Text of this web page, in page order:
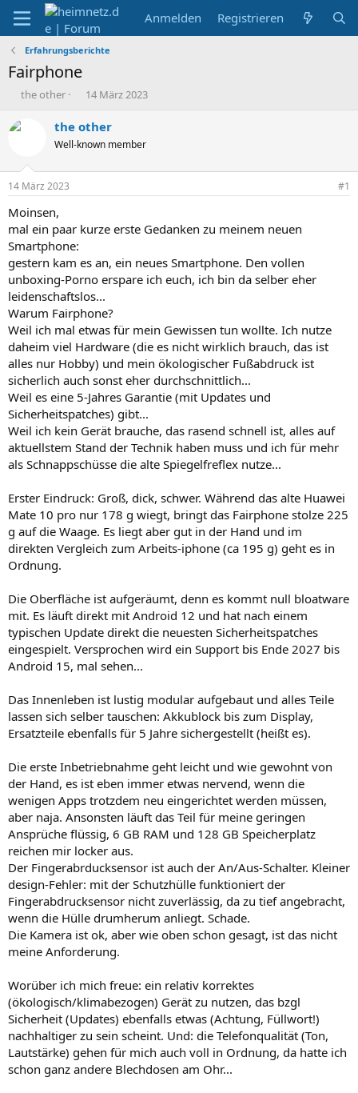
Anmelden Registrieren
Erfahrungsberichte
Fairphone
E
s
e
r
the other
E
s
e
t
14 März 2023
the other
Well-known member
14 März 2023 #1
Moinsen,
mal ein paar kurze erste Gedanken zu meinem neuen
Smartphone:
gestern kam es an, ein neues Smartphone. Den vollen
unboxing-Porno erspare ich euch, ich bin da selber eher
leidenschaftslos...
Warum Fairphone?
Weil ich mal etwas für mein Gewissen tun wollte. Ich nutze
daheim viel Hardware (die es nicht wirklich brauch, das ist
alles nur Hobby) und mein ökologischer Fußabdruck ist
sicherlich auch sonst eher durchschnittlich...
Weil es eine 5-Jahres Garantie (mit Updates und
Sicherheitspatches) gibt...
Weil ich kein Gerät brauche, das rasend schnell ist, alles auf
aktuellstem Stand der Technik haben muss und ich für mehr
als Schnappschüsse die alte Spiegelfreflex nutze...
Erster Eindruck: Groß, dick, schwer. Während das alte Huawei
Mate 10 pro nur 178 g wiegt, bringt das Fairphone stolze 225
g auf die Waage. Es liegt aber gut in der Hand und im
direkten Vergleich zum Arbeits-iphone (ca 195 g) geht es in
Ordnung.
Die Oberfläche ist aufgeräumt, denn es kommt null bloatware
mit. Es läuft direkt mit Android 12 und hat nach einem
typischen Update direkt die neuesten Sicherheitspatches
eingespielt. Versprochen wird ein Support bis Ende 2027 bis
Android 15, mal sehen...
Das Innenleben ist lustig modular aufgebaut und alles Teile
lassen sich selber tauschen: Akkublock bis zum Display,
Ersatzteile ebenfalls für 5 Jahre sichergestellt (heißt es).
Die erste Inbetriebnahme geht leicht und wie gewohnt von
der Hand, es ist eben immer etwas nervend, wenn die
wenigen Apps trotzdem neu eingerichtet werden müssen,
aber naja. Ansonsten läuft das Teil für meine geringen
Ansprüche flüssig, 6 GB RAM und 128 GB Speicherplatz
reichen mir locker aus.
Der Fingerabrducksensor ist auch der An/Aus-Schalter. Kleiner
design-Fehler: mit der Schutzhülle funktioniert der
Fingerabdrucksensor nicht zuverlässig, da zu tief angebracht,
wenn die Hülle drumherum anliegt. Schade.
Die Kamera ist ok, aber wie oben schon gesagt, ist das nicht
meine Anforderung.
Worüber ich mich freue: ein relativ korrektes
(ökologisch/klimabezogen) Gerät zu nutzen, das bzgl
Sicherheit (Updates) ebenfalls etwas (Achtung, Füllwort!)
nachhaltiger zu sein scheint. Und: die Telefonqualität (Ton,
Lautstärke) gehen für mich auch voll in Ordnung, da hatte ich
schon ganz andere Blechdosen am Ohr...